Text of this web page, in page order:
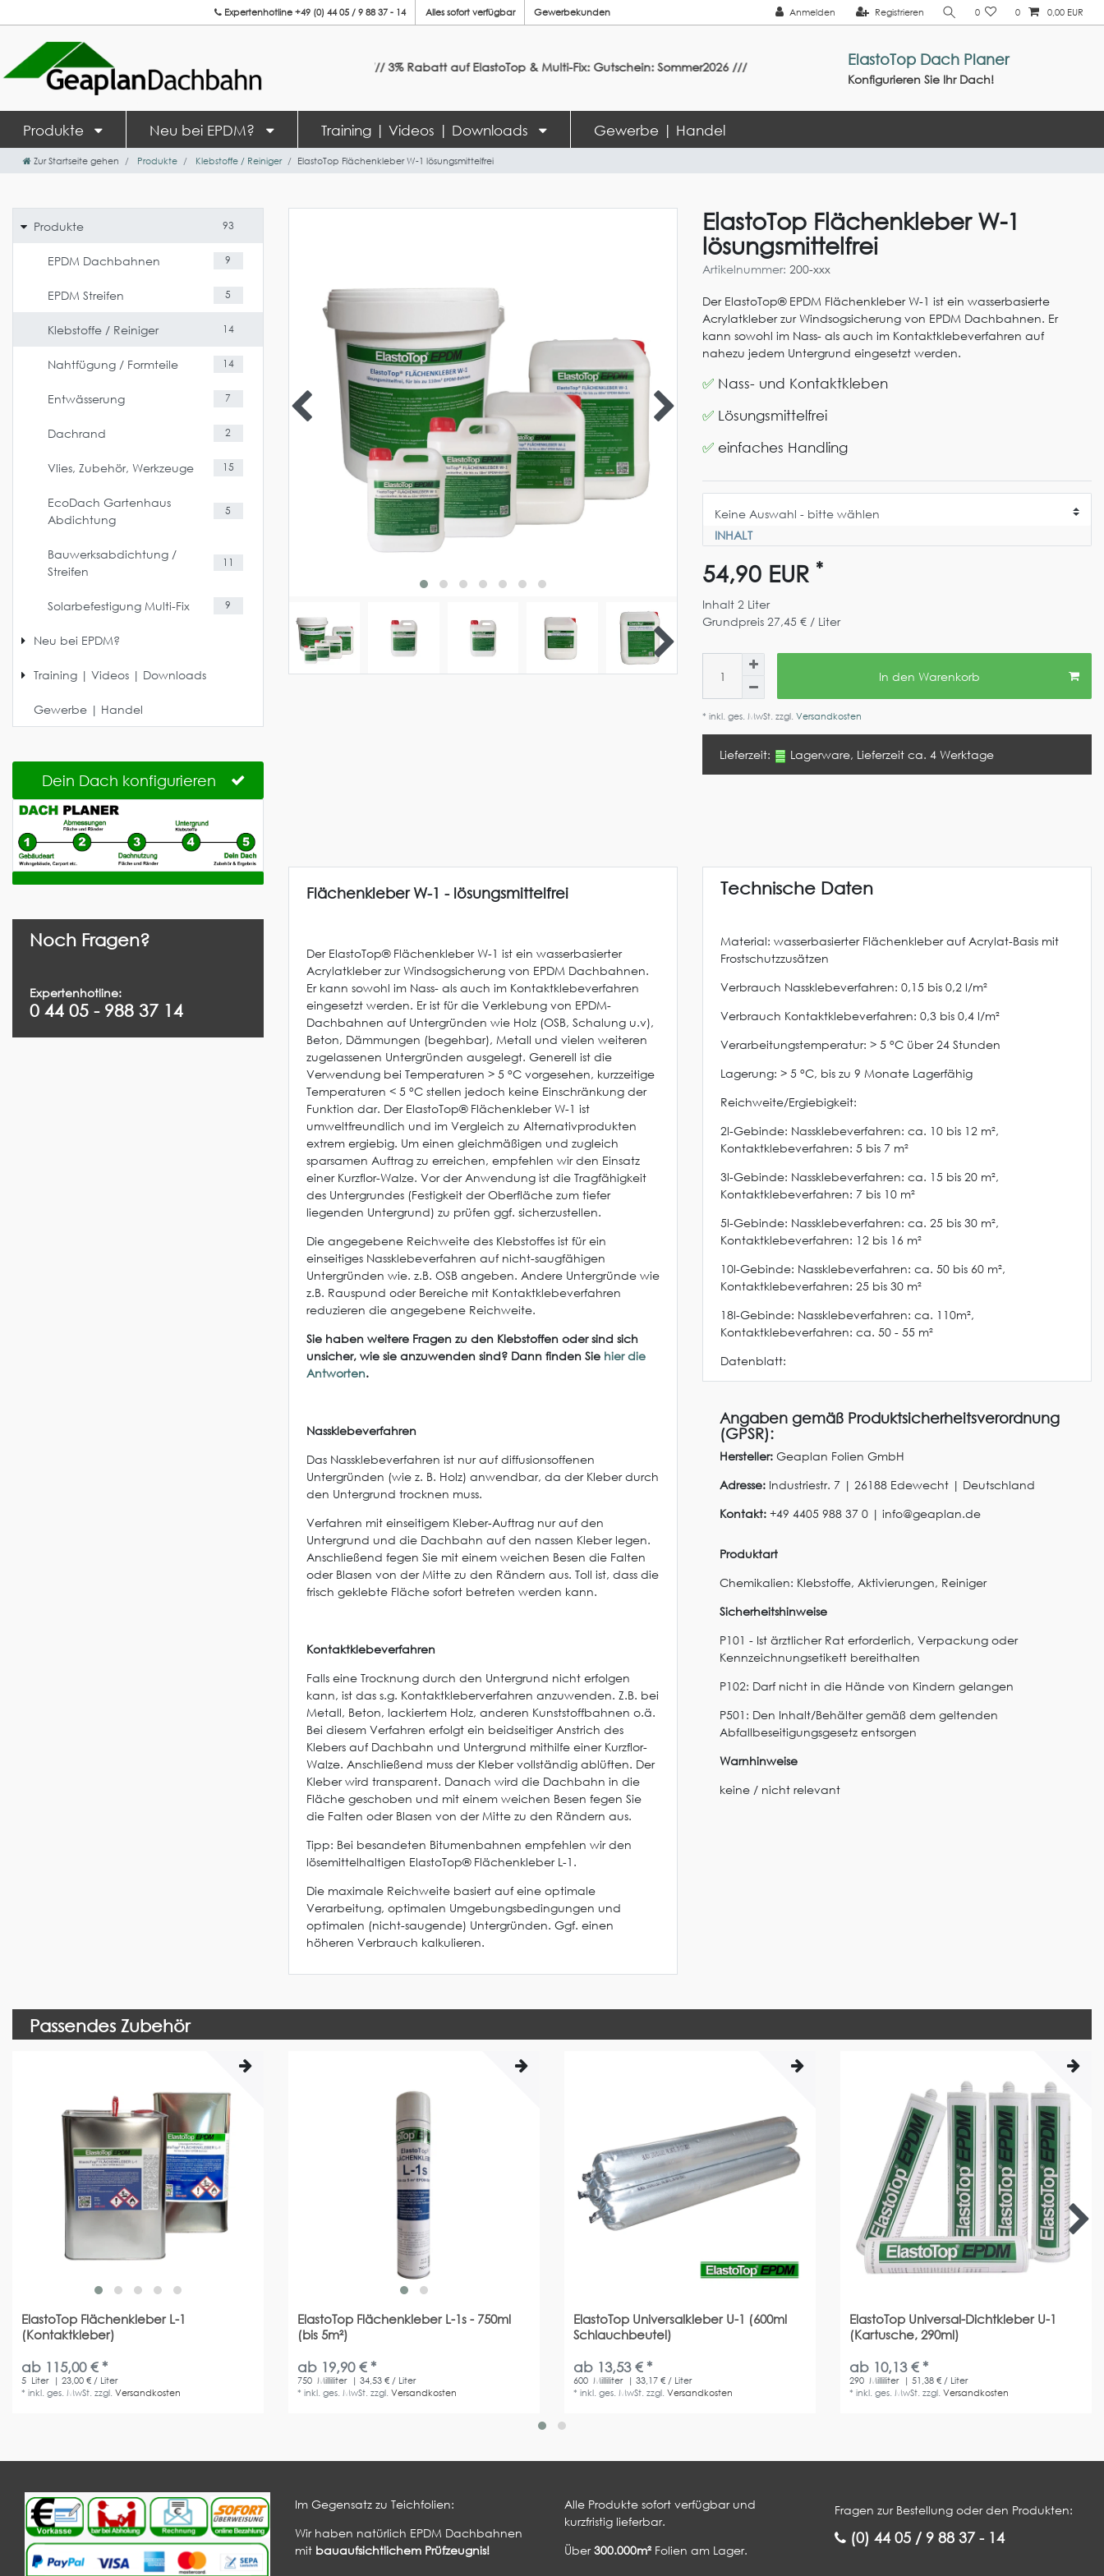
Anmelden Registrieren 0 0 0,00 EUR
Expertenhotline +49 (0) 44 05 / 9 88 37 - 14 Alles sofort verfügbar Gewerbekunden
/// 3% Rabatt auf ElastoTop & Multi-Fix: Gutschein: Sommer2026 /// ElastoTop Dach Planer
Konfigurieren Sie Ihr Dach!
Produkte Neu bei EPDM? Training | Videos | Downloads Gewerbe | Handel
Zur Startseite gehen Produkte Klebstoffe / Reiniger ElastoTop Flächenkleber W-1 lösungsmittelfrei
Produkte 93
EPDM Dachbahnen 9
EPDM Streifen 5
Klebstoffe / Reiniger 14
Nahtfügung / Formteile 14
Entwässerung 7
Dachrand 2
Vlies, Zubehör, Werkzeuge 15
EcoDach Gartenhaus
Abdichtung
5
Bauwerksabdichtung /
Streifen
11
Solarbefestigung Multi-Fix 9
Neu bei EPDM?
Training | Videos | Downloads
Gewerbe | Handel
Dein Dach konfigurieren
Noch Fragen?
Expertenhotline:
0 44 05 - 988 37 14
ElastoTop Flächenkleber W-1
lösungsmittelfrei
Artikelnummer: 200-xxx
Der ElastoTop® EPDM Flächenkleber W-1 ist ein wasserbasierte
Acrylatkleber zur Windsogsicherung von EPDM Dachbahnen. Er
kann sowohl im Nass- als auch im Kontaktklebeverfahren auf
nahezu jedem Untergrund eingesetzt werden.
✅ Nass- und Kontaktkleben
✅ Lösungsmittelfrei
✅ einfaches Handling
INHALT
54,90 EUR *
Inhalt 2 Liter
Grundpreis 27,45 € / Liter
In den Warenkorb
* inkl. ges. MwSt. zzgl. Versandkosten
Lieferzeit: Lagerware, Lieferzeit ca. 4 Werktage
Flächenkleber W-1 - lösungsmittelfrei
Der ElastoTop® Flächenkleber W-1 ist ein wasserbasierter
Acrylatkleber zur Windsogsicherung von EPDM Dachbahnen.
Er kann sowohl im Nass- als auch im Kontaktklebeverfahren
eingesetzt werden. Er ist für die Verklebung von EPDM-
Dachbahnen auf Untergründen wie Holz (OSB, Schalung u.v),
Beton, Dämmungen (begehbar), Metall und vielen weiteren
zugelassenen Untergründen ausgelegt. Generell ist die
Verwendung bei Temperaturen > 5 °C vorgesehen, kurzzeitige
Temperaturen < 5 °C stellen jedoch keine Einschränkung der
Funktion dar. Der ElastoTop® Flächenkleber W-1 ist
umweltfreundlich und im Vergleich zu Alternativprodukten
extrem ergiebig. Um einen gleichmäßigen und zugleich
sparsamen Auftrag zu erreichen, empfehlen wir den Einsatz
einer Kurzflor-Walze. Vor der Anwendung ist die Tragfähigkeit
des Untergrundes (Festigkeit der Oberfläche zum tiefer
liegenden Untergrund) zu prüfen ggf. sicherzustellen.
Die angegebene Reichweite des Klebstoffes ist für ein
einseitiges Nassklebeverfahren auf nicht-saugfähigen
Untergründen wie. z.B. OSB angeben. Andere Untergründe wie
z.B. Rauspund oder Bereiche mit Kontaktklebeverfahren
reduzieren die angegebene Reichweite.
Sie haben weitere Fragen zu den Klebstoffen oder sind sich
unsicher, wie sie anzuwenden sind? Dann finden Sie hier die
Antworten.
Nassklebeverfahren
Das Nassklebeverfahren ist nur auf diffusionsoffenen
Untergründen (wie z. B. Holz) anwendbar, da der Kleber durch
den Untergrund trocknen muss.
Verfahren mit einseitigem Kleber-Auftrag nur auf den
Untergrund und die Dachbahn auf den nassen Kleber legen.
Anschließend fegen Sie mit einem weichen Besen die Falten
oder Blasen von der Mitte zu den Rändern aus. Toll ist, dass die
frisch geklebte Fläche sofort betreten werden kann.
Kontaktklebeverfahren
Falls eine Trocknung durch den Untergrund nicht erfolgen
kann, ist das s.g. Kontaktkleberverfahren anzuwenden. Z.B. bei
Metall, Beton, lackiertem Holz, anderen Kunststoffbahnen o.ä.
Bei diesem Verfahren erfolgt ein beidseitiger Anstrich des
Klebers auf Dachbahn und Untergrund mithilfe einer Kurzflor-
Walze. Anschließend muss der Kleber vollständig ablüften. Der
Kleber wird transparent. Danach wird die Dachbahn in die
Fläche geschoben und mit einem weichen Besen fegen Sie
die Falten oder Blasen von der Mitte zu den Rändern aus.
Tipp: Bei besandeten Bitumenbahnen empfehlen wir den
lösemittelhaltigen ElastoTop® Flächenkleber L-1.
Die maximale Reichweite basiert auf eine optimale
Verarbeitung, optimalen Umgebungsbedingungen und
optimalen (nicht-saugende) Untergründen. Ggf. einen
höheren Verbrauch kalkulieren.
Technische Daten
Material: wasserbasierter Flächenkleber auf Acrylat-Basis mit
Frostschutzzusätzen
Verbrauch Nassklebeverfahren: 0,15 bis 0,2 l/m²
Verbrauch Kontaktklebeverfahren: 0,3 bis 0,4 l/m²
Verarbeitungstemperatur: > 5 °C über 24 Stunden
Lagerung: > 5 °C, bis zu 9 Monate Lagerfähig
Reichweite/Ergiebigkeit:
2l-Gebinde: Nassklebeverfahren: ca. 10 bis 12 m²,
Kontaktklebeverfahren: 5 bis 7 m²
3l-Gebinde: Nassklebeverfahren: ca. 15 bis 20 m²,
Kontaktklebeverfahren: 7 bis 10 m²
5l-Gebinde: Nassklebeverfahren: ca. 25 bis 30 m²,
Kontaktklebeverfahren: 12 bis 16 m²
10l-Gebinde: Nassklebeverfahren: ca. 50 bis 60 m²,
Kontaktklebeverfahren: 25 bis 30 m²
18l-Gebinde: Nassklebeverfahren: ca. 110m²,
Kontaktklebeverfahren: ca. 50 - 55 m²
Datenblatt:
Angaben gemäß Produktsicherheitsverordnung
(GPSR):
Hersteller: Geaplan Folien GmbH
Adresse: Industriestr. 7 | 26188 Edewecht | Deutschland
Kontakt: +49 4405 988 37 0 | info@geaplan.de
Produktart
Chemikalien: Klebstoffe, Aktivierungen, Reiniger
Sicherheitshinweise
P101 - Ist ärztlicher Rat erforderlich, Verpackung oder
Kennzeichnungsetikett bereithalten
P102: Darf nicht in die Hände von Kindern gelangen
P501: Den Inhalt/Behälter gemäß dem geltenden
Abfallbeseitigungsgesetz entsorgen
Warnhinweise
keine / nicht relevant
Passendes Zubehör
ElastoTop Flächenkleber L-1
(Kontaktkleber)
ab 115,00 € *
5 Liter | 23,00 € / Liter
*inkl. ges. MwSt.zzgl.Versandkosten
ElastoTop Flächenkleber L-1s - 750ml
(bis 5m²)
ab 19,90 € *
750 Milliliter | 34,53 € / Liter
*inkl. ges. MwSt.zzgl.Versandkosten
ElastoTop Universalkleber U-1 (600ml
Schlauchbeutel)
ab 13,53 € *
600 Milliliter | 33,17 € / Liter
*inkl. ges. MwSt.zzgl.Versandkosten
ElastoTop Universal-Dichtkleber U-1
(Kartusche, 290ml)
ab 10,13 € *
290 Milliliter | 51,38 € / Liter
*inkl. ges. MwSt.zzgl.Versandkosten
Im Gegensatz zu Teichfolien:
Wir haben natürlich EPDM Dachbahnen
mit bauaufsichtlichem Prüfzeugnis!
Alle Produkte sofort verfügbar und
kurzfristig lieferbar.
Über300.000m² Folien am Lager.
Fragen zur Bestellung oder den Produkten:
(0) 44 05 / 9 88 37 - 14